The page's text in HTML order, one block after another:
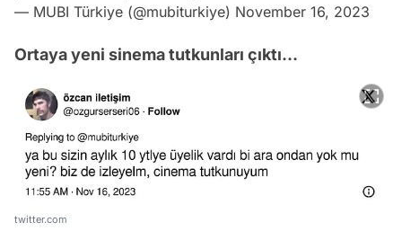
— MUBI Türkiye (@mubiturkiye) November 16, 2023
Ortaya yeni sinema tutkunları çıktı...
twitter.com